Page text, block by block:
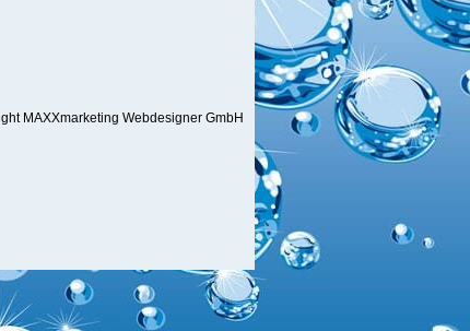
MAXXmarketing Webdesigner GmbH